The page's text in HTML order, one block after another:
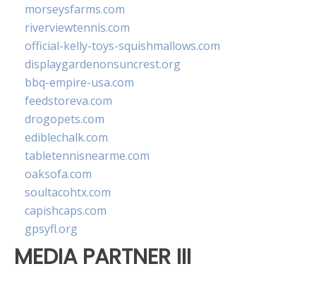
morseysfarms.com
riverviewtennis.com
official-kelly-toys-squishmallows.com
displaygardenonsuncrest.org
bbq-empire-usa.com
feedstoreva.com
drogopets.com
ediblechalk.com
tabletennisnearme.com
oaksofa.com
soultacohtx.com
capishcaps.com
gpsyfl.org
MEDIA PARTNER III